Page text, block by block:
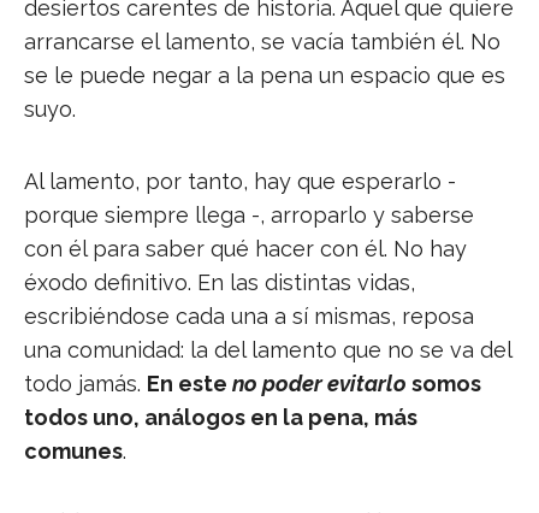
desiertos carentes de historia. Aquel que quiere
arrancarse el lamento, se vacía también él. No
se le puede negar a la pena un espacio que es
suyo.
Al lamento, por tanto, hay que esperarlo -
porque siempre llega -, arroparlo y saberse
con él para saber qué hacer con él. No hay
éxodo definitivo. En las distintas vidas,
escribiéndose cada una a sí mismas, reposa
una comunidad: la del lamento que no se va del
todo jamás. En este no poder evitarlo somos
todos uno, análogos en la pena, más
comunes.